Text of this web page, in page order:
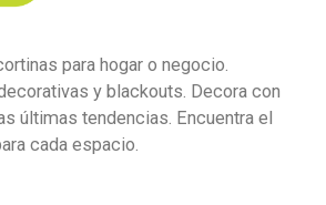
para hogar o negocio.
y blackouts. Decora con
últimas tendencias. Encuentra el
cada espacio.